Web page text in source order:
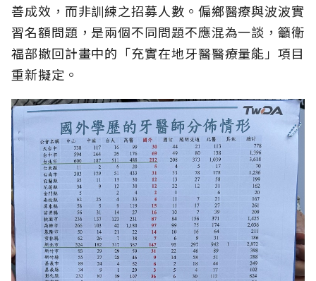
善成效，而非訓練之招募人數。偏鄉醫療與波波實
習名額問題，是兩個不同問題不應混為一談，籲衛
福部撤回計畫中的「充實在地牙醫醫療量能」項目
重新擬定。